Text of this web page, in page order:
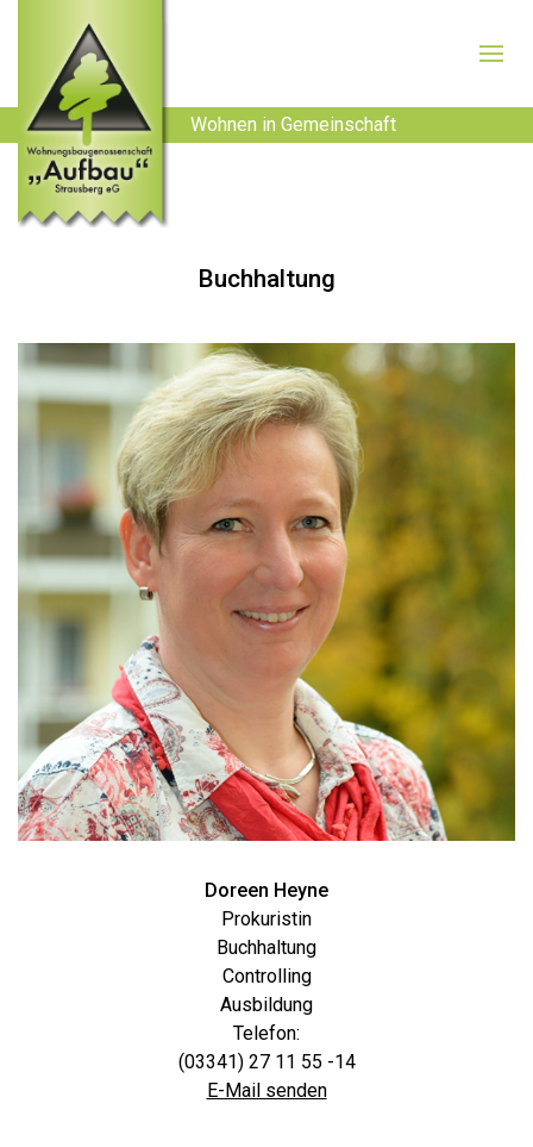
Wohnen in Gemeinschaft
Buchhaltung
Doreen Heyne
Prokuristin
Buchhaltung
Controlling
Ausbildung
Telefon:
(03341) 27 11 55 -14
E-Mail senden